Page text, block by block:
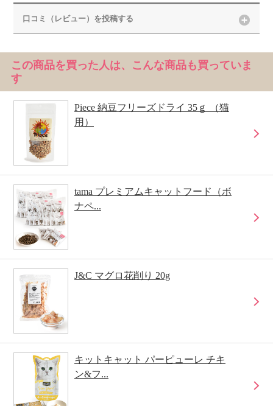
口コミ（レビュー）を投稿する
この商品を買った人は、こんな商品も買っていま
す
Piece 納豆フリーズドライ 35ｇ （猫
用）
tama プレミアムキャットフード（ボ
ナペ...
J&C マグロ花削り 20g
キットキャット パーピューレ チキ
ン&フ...